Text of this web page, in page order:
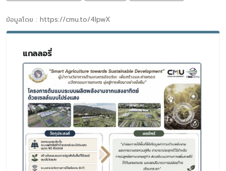
ข้อมูลโดย : https://cmu.to/4IpwX
แกลลอรี่